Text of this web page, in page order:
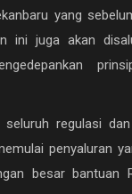
yang
ini juga akan
seluruh regulasi
penyaluran
besar bantuan